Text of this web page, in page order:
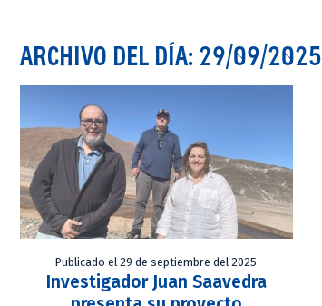
ARCHIVO DEL DÍA: 29/09/2025
Publicado el 29 de septiembre del 2025
Investigador Juan Saavedra